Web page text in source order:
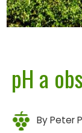
pH a
ByPeter